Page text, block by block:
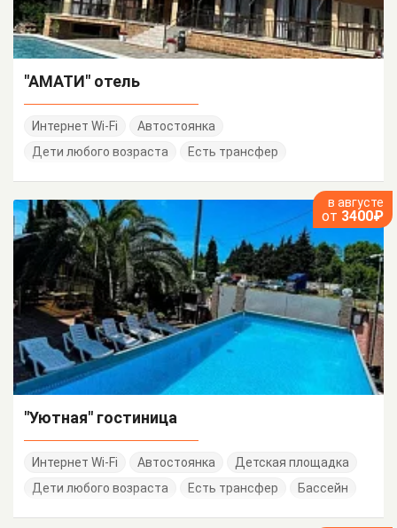
"АМАТИ" отель
Интернет Wi-Fi
Автостоянка
Дети любого возраста
Есть трансфер
в августе
от 3400₽
"Уютная" гостиница
Интернет Wi-Fi Автостоянка
Детская площадка
Дети любого возраста
Есть трансфер Бассейн